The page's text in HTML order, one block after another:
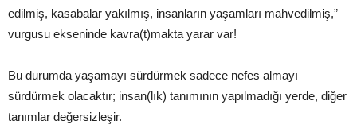
edilmiş, kasabalar yakılmış, insanların yaşamları mahvedilmiş,”
vurgusu ekseninde kavra(t)makta yarar var!
Bu durumda yaşamayı sürdürmek sadece nefes almayı
sürdürmek olacaktır; insan(lık) tanımının yapılmadığı yerde, diğer
tanımlar değersizleşir.